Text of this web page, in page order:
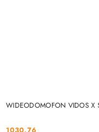
WIDEODOMOFON VIDOS X